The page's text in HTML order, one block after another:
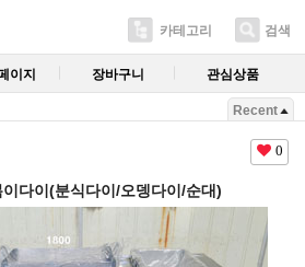
카테고리 검색
이지 장바구니 관심상품
Recent
0
다이(분식다이/오뎅다이/순대)